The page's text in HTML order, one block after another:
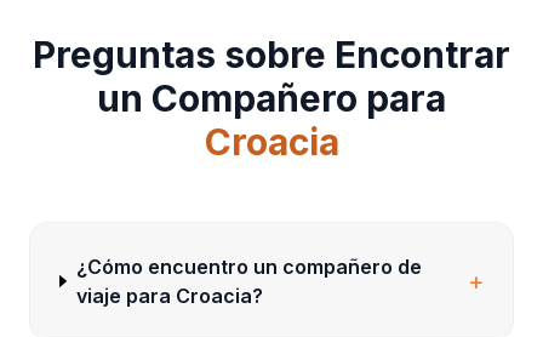
Preguntas sobre Encontrar
un Compañero para
Croacia
¿Cómo encuentro un compañero de
viaje para Croacia?
+